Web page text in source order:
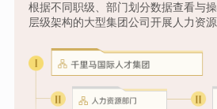
根据不同职级、部门划分数据查看与
层级架构的大型集团公司开展人力资源